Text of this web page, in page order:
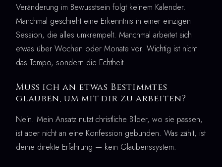
Veränderung im Bewusstsein folgt keinem Kalender.
Manchmal geschieht eine Erkenntnis in einer einzigen
Session, die alles umkrempelt. Manchmal arbeitet sich
etwas über Wochen oder Monate vor. Wichtig ist nicht
das Tempo, sondern die Echtheit.
Muss ich an etwas Bestimmtes
glauben, um mit dir zu arbeiten?
Nein. Mein Ansatz nutzt christliche Bilder, wo sie passen,
ist aber nicht an eine Konfession gebunden. Was zählt, ist
deine direkte Erfahrung — kein Glaubenssystem.